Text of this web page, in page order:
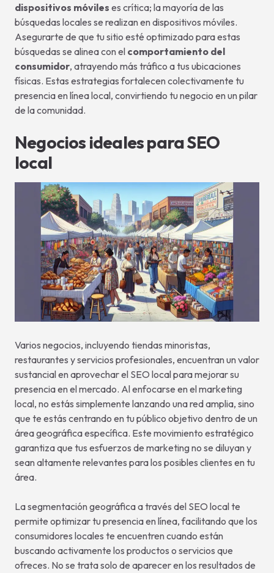
dispositivos móviles es crítica; la mayoría de las
búsquedas locales se realizan en dispositivos móviles.
Asegurarte de que tu sitio esté optimizado para estas
búsquedas se alinea con el comportamiento del
consumidor, atrayendo más tráfico a tus ubicaciones
físicas. Estas estrategias fortalecen colectivamente tu
presencia en línea local, convirtiendo tu negocio en un pilar
de la comunidad.
Negocios ideales para SEO
local
Varios negocios, incluyendo tiendas minoristas,
restaurantes y servicios profesionales, encuentran un valor
sustancial en aprovechar el SEO local para mejorar su
presencia en el mercado. Al enfocarse en el marketing
local, no estás simplemente lanzando una red amplia, sino
que te estás centrando en tu público objetivo dentro de un
área geográfica específica. Este movimiento estratégico
garantiza que tus esfuerzos de marketing no se diluyan y
sean altamente relevantes para los posibles clientes en tu
área.
La segmentación geográfica a través del SEO local te
permite optimizar tu presencia en línea, facilitando que los
consumidores locales te encuentren cuando están
buscando activamente los productos o servicios que
ofreces. No se trata solo de aparecer en los resultados de